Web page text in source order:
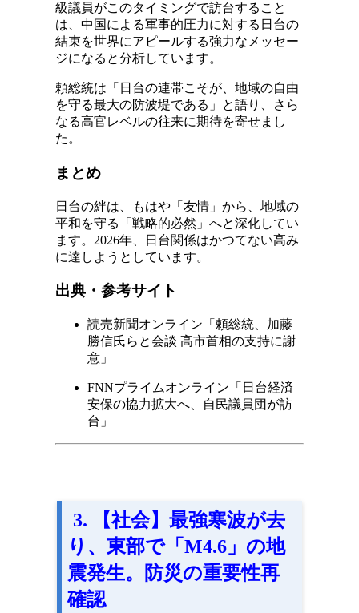
級議員がこのタイミングで訪台すること
は、中国による軍事的圧力に対する日台の
結束を世界にアピールする強力なメッセー
ジになると分析しています。
頼総統は「日台の連帯こそが、地域の自由
を守る最大の防波堤である」と語り、さら
なる高官レベルの往来に期待を寄せまし
た。
まとめ
日台の絆は、もはや「友情」から、地域の
平和を守る「戦略的必然」へと深化してい
ます。2026年、日台関係はかつてない高み
に達しようとしています。
出典・参考サイト
読売新聞オンライン「頼総統、加藤
勝信氏らと会談 高市首相の支持に謝
意」
FNNプライムオンライン「日台経済
安保の協力拡大へ、自民議員団が訪
台」
3. 【社会】最強寒波が去
り、東部で「M4.6」の地
震発生。防災の重要性再
確認